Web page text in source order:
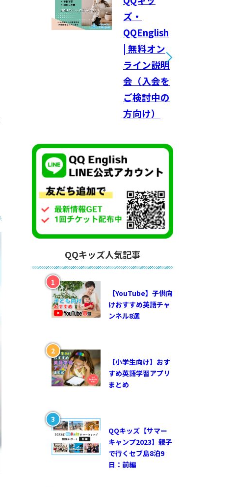
ズ・
QQEnglish
| 無料オン
ライン説明
会（入会を
ご検討中の
方向け）
QQキッズ人気記事
【YouTube】子供向
けおすすめ英語チャ
ンネル8選
【小学生向け】おす
すめ英語学習アプリ
まとめ
QQキッズ【サマー
キャンプ2023】親子
で行くセブ島8泊9
日：前編